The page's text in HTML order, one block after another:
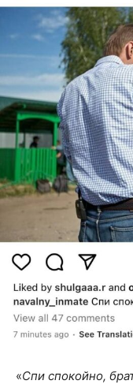
«Спи спокойно,